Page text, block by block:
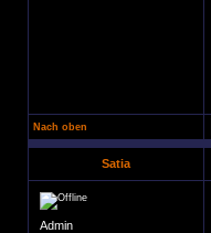
Nach oben
Satia
Admin